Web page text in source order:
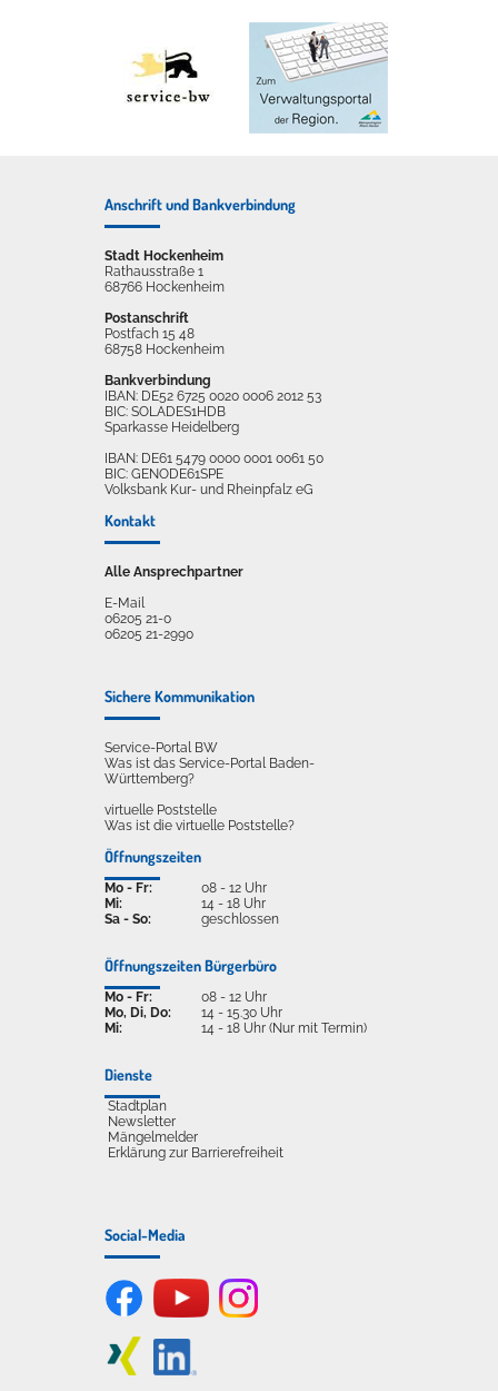
Anschrift und Bankverbindung
Stadt Hockenheim
Rathausstraße 1
68766 Hockenheim
Postanschrift
Postfach 15 48
68758 Hockenheim
Bankverbindung
IBAN: DE52 6725 0020 0006 2012 53
BIC: SOLADES1HDB
Sparkasse Heidelberg
IBAN: DE61 5479 0000 0001 0061 50
BIC: GENODE61SPE
Volksbank Kur- und Rheinpfalz eG
Kontakt
Alle Ansprechpartner
E-Mail
06205 21-0
06205 21-2990
Sichere Kommunikation
Service-Portal BW
Was ist das Service-Portal Baden-
Württemberg?
virtuelle Poststelle
Was ist die virtuelle Poststelle?
Öffnungszeiten
Mo - Fr:
Mi:
Sa - So:
08 - 12 Uhr
14 - 18 Uhr
geschlossen
Öffnungszeiten Bürgerbüro
Mo - Fr:
Mo, Di, Do:
Mi:
08 - 12 Uhr
14 - 15.30 Uhr
14 - 18 Uhr (Nur mit Termin)
Dienste
Stadtplan
Newsletter
Mängelmelder
Erklärung zur Barrierefreiheit
Social-Media